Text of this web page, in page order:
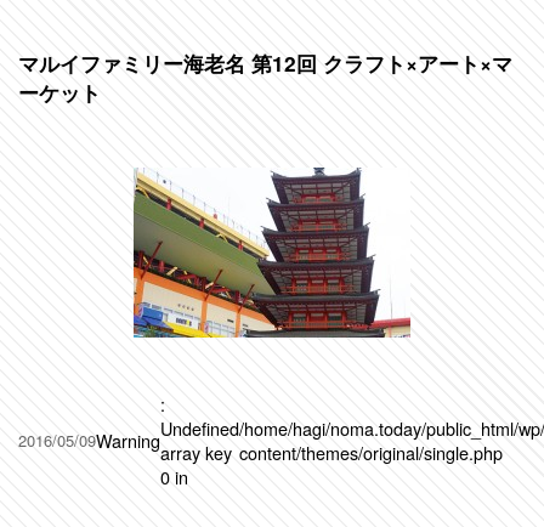
マルイファミリー海老名 第12回 クラフト×アート×マ
ーケット
2016/05/09Warning
:
Undefined
array key
0 in
/home/hagi/noma.today/public_html/
content/themes/original/single.php